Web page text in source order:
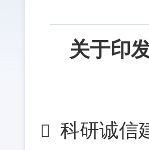
关于印

科研诚信